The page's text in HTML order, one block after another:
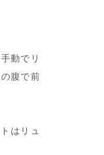
動でリ
腹で前
はリュ